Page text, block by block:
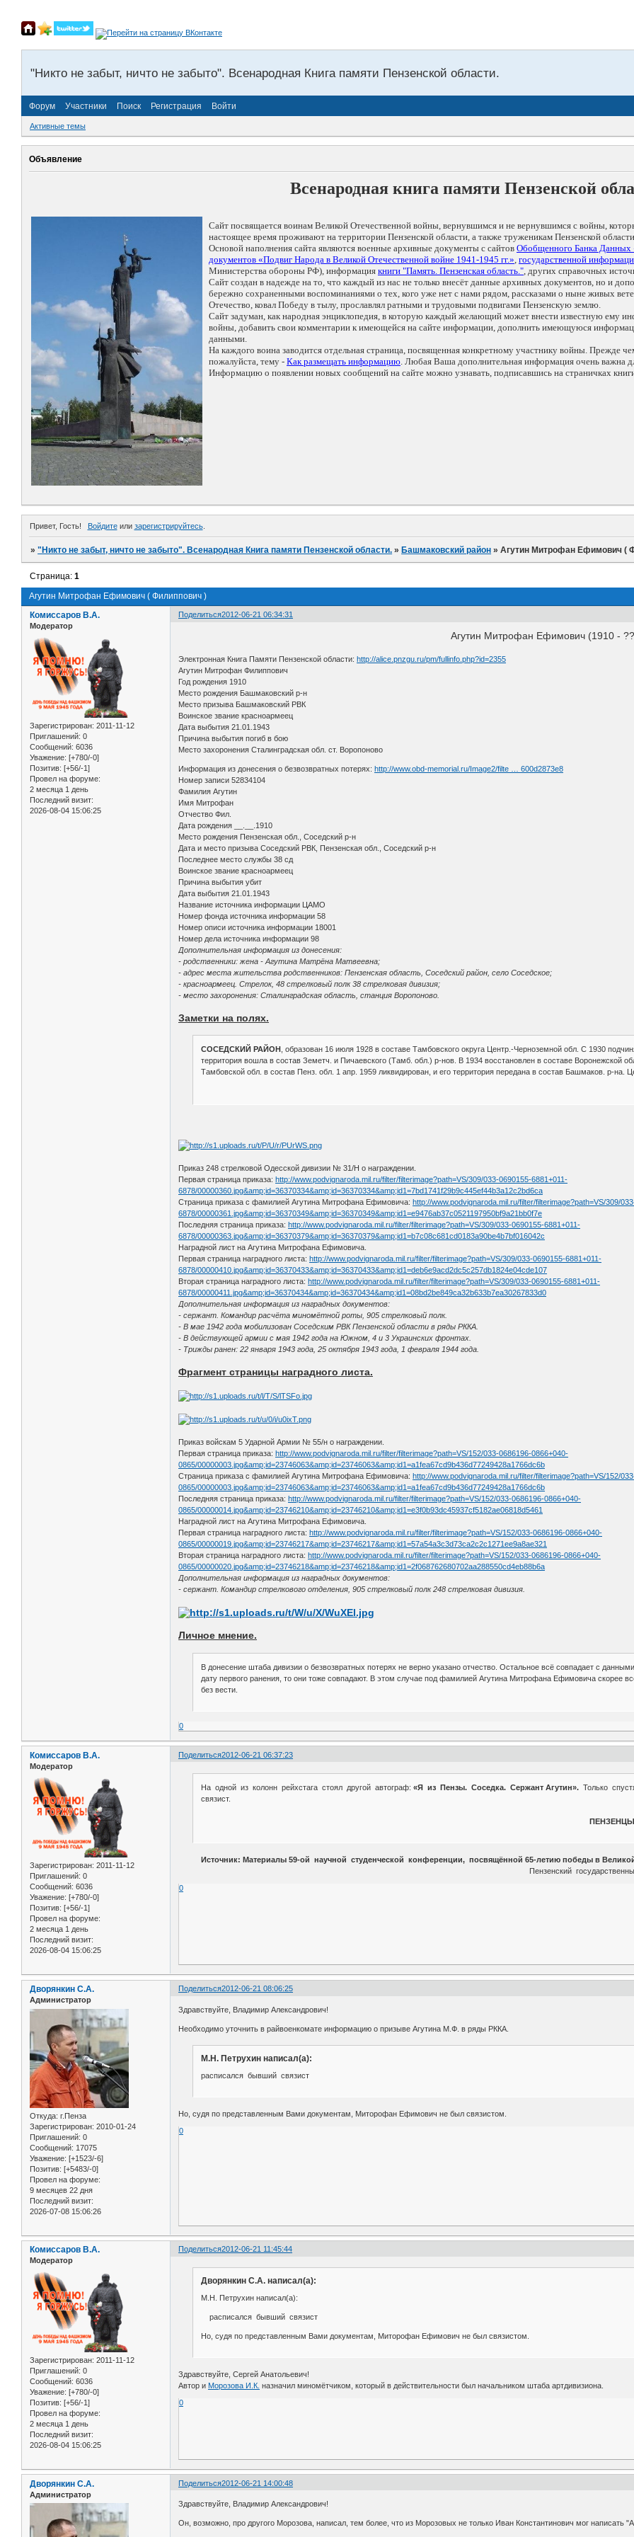
"Никто не забыт, ничто не забыто". Всенародная Книга памяти Пензенской области.
Форум Участники Поиск Регистрация Войти
Активные темы
Объявление
Всенародная книга памяти Пензенской
Сайт посвящается воинам Великой Отечественной войны, вернувшимся и не вернувшимся с войны,
настоящее время проживают на территории Пензенской области, а также труженикам Пензенской
Основой наполнения сайта являются военные архивные документы с сайтов Обобщенного Банка
документов «Подвиг Народа в Великой Отечественной войне 1941-1945 гг.», государственной
Министерства обороны РФ), информация книги "Память. Пензенская область.", других справочных
Сайт создан в надежде на то, что каждый из нас не только внесёт данные архивных документов, но и
бережно сохраненными воспоминаниями о тех, кого уже нет с нами рядом, рассказами о ныне живых
Отечество, ковал Победу в тылу, прославлял ратными и трудовыми подвигами Пензенскую землю.
Сайт задуман, как народная энциклопедия, в которую каждый желающий может внести известную ему
войны, добавить свои комментарии к имеющейся на сайте информации, дополнить имеющуюся
данными.
На каждого воина заводится отдельная страница, посвященная конкретному участнику войны. Прежде
пожалуйста, тему - Как размещать информацию. Любая Ваша дополнительная информация очень важна
Информацию о появлении новых сообщений на сайте можно узнавать, подписавшись на страничках
Привет, Гость! Войдитеили зарегистрируйтесь.
»"Никто не забыт, ничто не забыто". Всенародная Книга памяти Пензенской области. » Башмаковский район »Агутин Митрофан Ефимович (
Агутин Митрофан Ефимович ( Филиппович )
Страница:1
Поделиться2012-06-21 06:34:31
Комиссаров В.А.
Модератор
Зарегистрирован: 2011-11-12
Приглашений: 0
Сообщений: 6036
Уважение: [+780/-0]
Позитив: [+56/-1]
Провел на форуме:
2 месяца 1 день
Последний визит:
2026-08-04 15:06:25
Агутин Митрофан Ефимович (1910 -
Электронная Книга Памяти Пензенской области:http://alice.pnzgu.ru/pm/fullinfo.php?id=2355
Агутин Митрофан Филиппович
Год рождения 1910
Место рождения Башмаковский р-н
Место призыва Башмаковский РВК
Воинское звание красноармеец
Дата выбытия 21.01.1943
Причина выбытия погиб в бою
Место захоронения Сталинградская обл. ст. Воропоново
Информация из донесения о безвозвратных потерях:http://www.obd-memorial.ru/Image2/filte … 600d2873e8
Номер записи 52834104
Фамилия Агутин
Имя Митрофан
Отчество Фил.
Дата рождения __.__.1910
Место рождения Пензенская обл., Соседский р-н
Дата и место призыва Соседский РВК, Пензенская обл., Соседский р-н
Последнее место службы 38 сд
Воинское звание красноармеец
Причина выбытия убит
Дата выбытия 21.01.1943
Название источника информации ЦАМО
Номер фонда источника информации 58
Номер описи источника информации 18001
Номер дела источника информации 98
Дополнительная информация из донесения:
- родственники: жена - Агутина Матрёна Матвеевна;
- адрес места жительства родственников: Пензенская область, Соседский район, село Соседское;
- красноармеец. Стрелок, 48 стрелковый полк 38 стрелковая дивизия;
- место захоронения: Сталинградская область, станция Воропоново.
Заметки на полях.
СОСЕДСКИЙ РАЙОН
, образован 16 июля 1928 в составе Тамбовского округа Центр.-Черноземной обл. С 1930
территория вошла в состав Земетч. и Пичаевского (Тамб. обл.) р-нов. В 1934 восстановлен в составе Воронежской
Тамбовской обл. в состав Пенз. обл. 1 апр. 1959 ликвидирован, и его территория передана в состав Башмаков. р-на.
Приказ 248 стрелковой Одесской дивизии № 31/Н о награждении.
Первая страница приказа:http://www.podvignaroda.mil.ru/filter/filterimage?path=VS/309/033-0690155-6881+011-
6878/00000360.jpg&amp;id=36370334&amp;id=36370334&amp;id1=7bd1741f29b9c445ef44b3a12c2bd6ca
Страница приказа с фамилией Агутина Митрофана Ефимовича:http://www.podvignaroda.mil.ru/filter/filterimage?path=VS/309/
6878/00000361.jpg&amp;id=36370349&amp;id=36370349&amp;id1=e9476ab37c0521197950bf9a21bb0f7e
Последняя страница приказа:http://www.podvignaroda.mil.ru/filter/filterimage?path=VS/309/033-0690155-6881+011-
6878/00000363.jpg&amp;id=36370379&amp;id=36370379&amp;id1=b7c08c681cd0183a90be4b7bf016042c
Наградной лист на Агутина Митрофана Ефимовича.
Первая страница наградного листа:http://www.podvignaroda.mil.ru/filter/filterimage?path=VS/309/033-0690155-6881+011-
6878/00000410.jpg&amp;id=36370433&amp;id=36370433&amp;id1=deb6e9acd2dc5c257db1824e04cde107
Вторая страница наградного листа:http://www.podvignaroda.mil.ru/filter/filterimage?path=VS/309/033-0690155-6881+011-
6878/00000411.jpg&amp;id=36370434&amp;id=36370434&amp;id1=08bd2be849ca32b633b7ea30267833d0
Дополнительная информация из наградных документов:
- сержант. Командир расчёта миномётной роты, 905 стрелковый полк.
- В мае 1942 года мобилизован Соседским РВК Пензенской области в ряды РККА.
- В действующей армии с мая 1942 года на Южном, 4 и 3 Украинских фронтах.
- Трижды ранен: 22 января 1943 года, 25 октября 1943 года, 1 февраля 1944 года.
Фрагмент страницы наградного листа.
Приказ войскам 5 Ударной Армии № 55/н о награждении.
Первая страница приказа:http://www.podvignaroda.mil.ru/filter/filterimage?path=VS/152/033-0686196-0866+040-
0865/00000003.jpg&amp;id=23746063&amp;id=23746063&amp;id1=a1fea67cd9b436d77249428a1766dc6b
Страница приказа с фамилией Агутина Митрофана Ефимовича:http://www.podvignaroda.mil.ru/filter/filterimage?path=VS/152/
0865/00000003.jpg&amp;id=23746063&amp;id=23746063&amp;id1=a1fea67cd9b436d77249428a1766dc6b
Последняя страница приказа:http://www.podvignaroda.mil.ru/filter/filterimage?path=VS/152/033-0686196-0866+040-
0865/00000014.jpg&amp;id=23746210&amp;id=23746210&amp;id1=e3f0b93dc45937cf5182ae06818d5461
Наградной лист на Агутина Митрофана Ефимовича.
Первая страница наградного листа:http://www.podvignaroda.mil.ru/filter/filterimage?path=VS/152/033-0686196-0866+040-
0865/00000019.jpg&amp;id=23746217&amp;id=23746217&amp;id1=57a54a3c3d73ca2c2c1271ee9a8ae321
Вторая страница наградного листа:http://www.podvignaroda.mil.ru/filter/filterimage?path=VS/152/033-0686196-0866+040-
0865/00000020.jpg&amp;id=23746218&amp;id=23746218&amp;id1=2f068762680702aa288550cd4eb88b6a
Дополнительная информация из наградных документов:
- сержант. Командир стрелкового отделения, 905 стрелковый полк 248 стрелковая дивизия.
Личное мнение.
В донесение штаба дивизии о безвозвратных потерях не верно указано отчество. Остальное всё совпадает с
дату первого ранения, то они тоже совпадают. В этом случае под фамилией Агутина Митрофана Ефимовича скорее
без вести.
0
Поделиться2012-06-21 06:37:23
Комиссаров В.А.
Модератор
Зарегистрирован: 2011-11-12
Приглашений: 0
Сообщений: 6036
Уважение: [+780/-0]
Позитив: [+56/-1]
Провел на форуме:
2 месяца 1 день
Последний визит:
2026-08-04 15:06:25
На одной из колонн рейхстага стоял другой автограф: «Я из Пензы. Соседка. Сержант Агутин».Только
связист.
Источник: Материалы 59-ой научной студенческой конференции, посвящённой 65-летию победы в
Пензенский
0
Поделиться2012-06-21 08:06:25
Дворянкин С.А.
Администратор
Откуда: г.Пенза
Зарегистрирован: 2010-01-24
Приглашений: 0
Сообщений: 17075
Уважение: [+1523/-6]
Позитив: [+5483/-0]
Провел на форуме:
9 месяцев 22 дня
Последний визит:
2026-07-08 15:06:26
Здравствуйте, Владимир Александрович!
Необходимо уточнить в райвоенкомате информацию о призыве Агутина М.Ф. в ряды РККА.
М.Н. Петрухин написал(а):
расписался бывший связист
Но, судя по представленным Вами документам, Миторофан Ефимович не был связистом.
0
Поделиться2012-06-21 11:45:44
Комиссаров В.А.
Модератор
Зарегистрирован: 2011-11-12
Приглашений: 0
Сообщений: 6036
Уважение: [+780/-0]
Позитив: [+56/-1]
Провел на форуме:
2 месяца 1 день
Последний визит:
2026-08-04 15:06:25
Дворянкин С.А. написал(а):
М.Н. Петрухин написал(а):
расписался бывший связист
Но, судя по представленным Вами документам, Миторофан Ефимович не был связистом.
Здравствуйте, Сергей Анатольевич!
Автор и Морозова И.К. назначил миномётчиком, который в действительности был начальником штаба артдивизиона.
0
Поделиться2012-06-21 14:00:48
Дворянкин С.А.
Администратор
Здравствуйте, Владимир Александрович!
Он, возможно, про другого Морозова, написал, тем более, что из Морозовых не только Иван Константинович мог написать